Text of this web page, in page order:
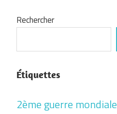
Rechercher
Étiquettes
2ème guerre mondiale